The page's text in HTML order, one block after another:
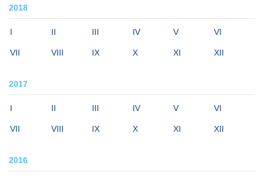
2018
I II III IV V VI
VII VIII IX X XI XII
2017
I II III IV V VI
VII VIII IX X XI XII
2016